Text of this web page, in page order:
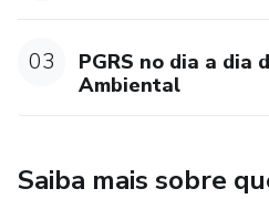
- Certificações Ambientais.
03
PGRS no dia a dia
Ambiental
Saiba mais sobre